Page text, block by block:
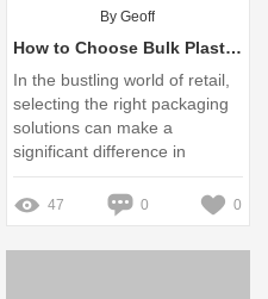
By Geoff
How to Choose Bulk Plastic Roll Bags for Retail
In the bustling world of retail,
selecting the right packaging
solutions can make a
significant difference in
customer satisfaction and
operational efficiency
47 0 0